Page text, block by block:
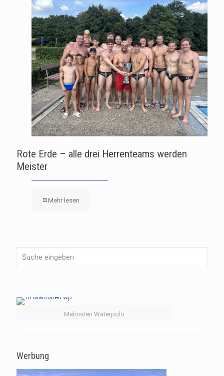
Rote Erde – alle drei Herrenteams werden
Meister
Mehr lesen
Malmsten Waterpolo
Werbung